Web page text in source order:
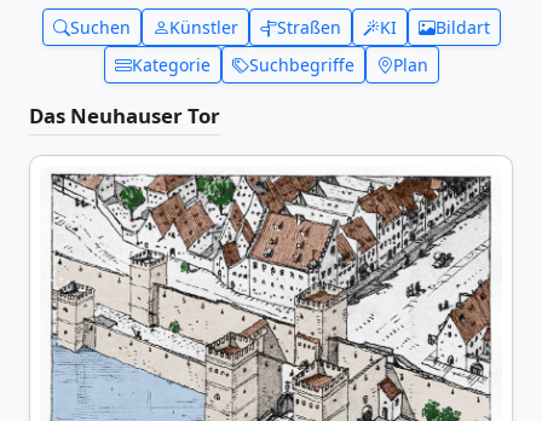
Suchen Künstler Straßen KI
Bildart
Kategorie
Suchbegriffe Plan
Das Neuhauser Tor